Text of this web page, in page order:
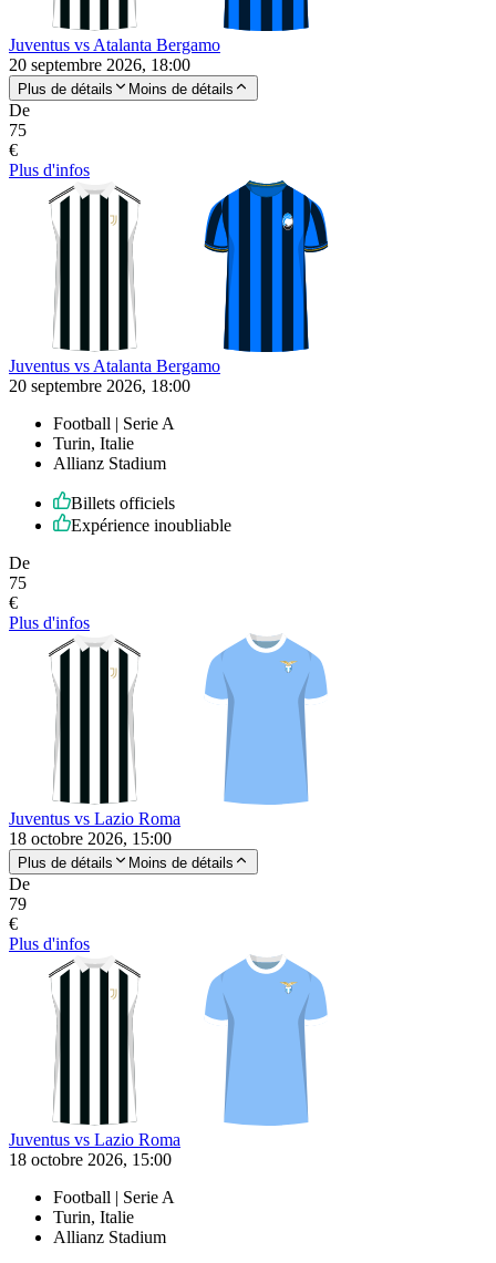
Juventus vs Atalanta Bergamo
20 septembre 2026, 18:00
Plus de détails Moins de détails
De
75
€
Plus d'infos
Juventus vs Atalanta Bergamo
20 septembre 2026, 18:00
Football | Serie A
Turin, Italie
Allianz Stadium
Billets officiels
Expérience inoubliable
De
75
€
Plus d'infos
Juventus vs Lazio Roma
18 octobre 2026, 15:00
Plus de détails Moins de détails
De
79
€
Plus d'infos
Juventus vs Lazio Roma
18 octobre 2026, 15:00
Football | Serie A
Turin, Italie
Allianz Stadium